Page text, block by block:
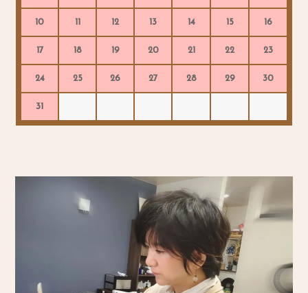
10 12 13 14 15 16
17 18 19 20 21 22 23
24 25 26 27 28 29 30
31